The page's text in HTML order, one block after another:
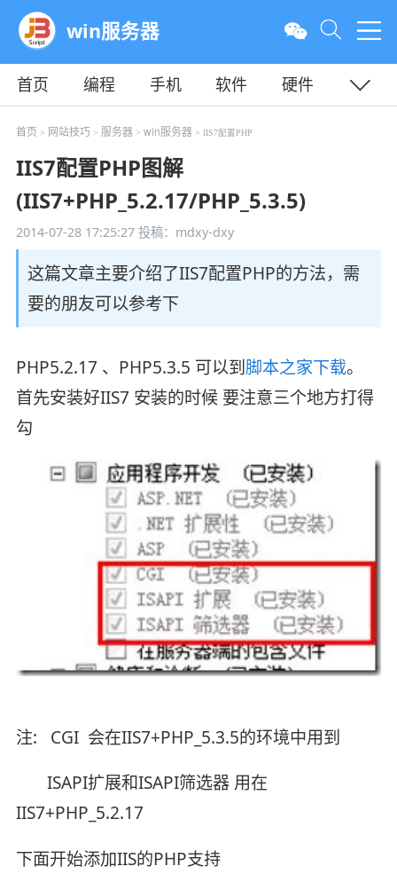
win服务器
首页 编程 手机 软件
硬件
教程
平面 服务器
首页 > 网站技巧 > 服务器> win服务器> IIS7配置PHP
IIS7配置PHP图解
(IIS7+PHP_5.2.17/PHP_5.3.5)
2014-07-28 17:25:27投稿：mdxy-dxy
这篇文章主要介绍了IIS7配置PHP的方法，需
要的朋友可以参考下
PHP5.2.17 、PHP5.3.5 可以到脚本之家下载。
首先安装好IIS7 安装的时候 要注意三个地方打得
勾
注: CGI 会在IIS7+PHP_5.3.5的环境中用到
ISAPI扩展和ISAPI筛选器 用在
IIS7+PHP_5.2.17
下面开始添加IIS的PHP支持